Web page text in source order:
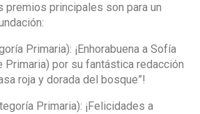
premios principales son para un
Primaria): ¡Enhorabuena a Sofía
Primaria) por su fantástica redacción
roja y dorada del bosque”!
Primaria): ¡Felicidades a